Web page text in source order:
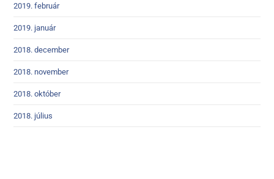
2019. február
2019. január
2018. december
2018. november
2018. október
2018. július